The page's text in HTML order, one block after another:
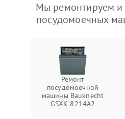
Мы ремонтируем и
посудомоечных
Ремонт
посудомоечной
машины Bauknecht
GSXK 8214A2